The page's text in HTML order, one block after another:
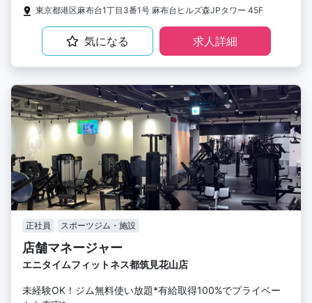
東京都港区麻布台1丁目3番1号 麻布台ヒルズ森JPタワー 45F
気になる 求人詳細
正社員 スポーツジム・施設
店舗マネージャー
エニタイムフィットネス都筑見花山店
未経験OK！ジム無料使い放題*有給取得100%でプライベー